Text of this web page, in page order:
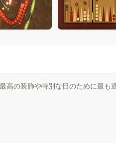
の装飾や特別な日のために最も